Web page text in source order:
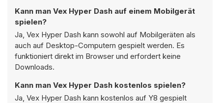
Kann man Vex Hyper Dash auf einem Mobilgerät
spielen?
Ja, Vex Hyper Dash kann sowohl auf Mobilgeräten als
auch auf Desktop-Computern gespielt werden. Es
funktioniert direkt im Browser und erfordert keine
Downloads.
Kann man Vex Hyper Dash kostenlos spielen?
Ja, Vex Hyper Dash kann kostenlos auf Y8 gespielt